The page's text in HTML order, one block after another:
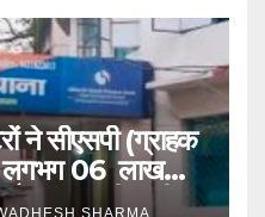
ने सीएसपी (ग्राहक
लगभग 06 लाख
बाइक की चाबी